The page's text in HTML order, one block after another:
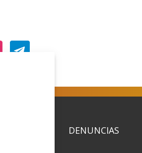
DENUNCIAS